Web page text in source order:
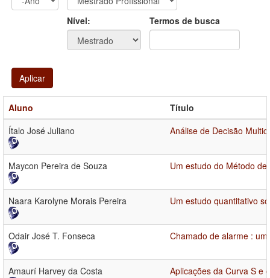
Nível: Termos de busca
Aplicar
Aluno
Título
Ítalo José Juliano
Análise de Decisão
Maycon Pereira de Souza Um estudo do Método
Naara Karolyne Morais Pereira Um estudo quantitativo
Odair José T. Fonseca Chamado de alarme :
Amaurí Harvey da Costa Aplicações da Curva S e